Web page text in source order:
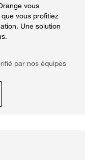
vous
vous profitiez
Une solution
par nos équipes